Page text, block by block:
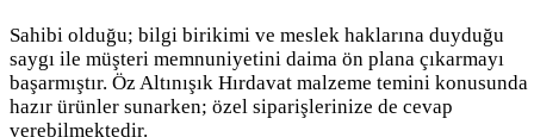
Sahibi olduğu; bilgi birikimi ve meslek haklarına duyduğu
saygı ile müşteri memnuniyetini daima ön plana çıkarmayı
başarmıştır. Öz Altınışık Hırdavat malzeme temini konusunda
hazır ürünler sunarken; özel siparişlerinize de cevap
verebilmektedir.